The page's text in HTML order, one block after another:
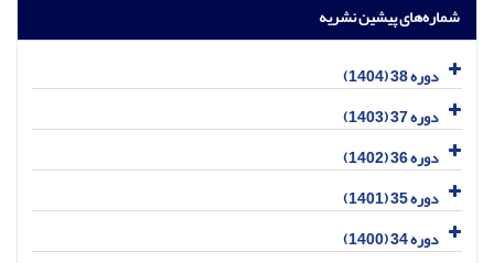
شماره‌های پیشین نشریه
دوره 38 (1404)
دوره 37 (1403)
دوره 36 (1402)
دوره 35 (1401)
دوره 34 (1400)